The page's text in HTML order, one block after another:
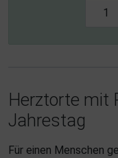
Herztorte mit
Jahrestag
Für einen Menschen